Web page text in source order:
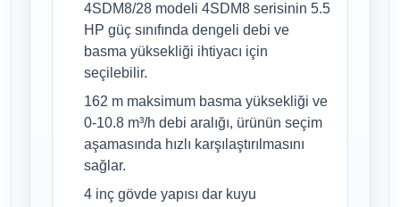
4SDM8/28 modeli 4SDM8 serisinin 5.5
HP güç sınıfında dengeli debi ve
basma yüksekliği ihtiyacı için
seçilebilir.
162 m maksimum basma yüksekliği ve
0-10.8 m³/h debi aralığı, ürünün seçim
aşamasında hızlı karşılaştırılmasını
sağlar.
4 inç gövde yapısı dar kuyu